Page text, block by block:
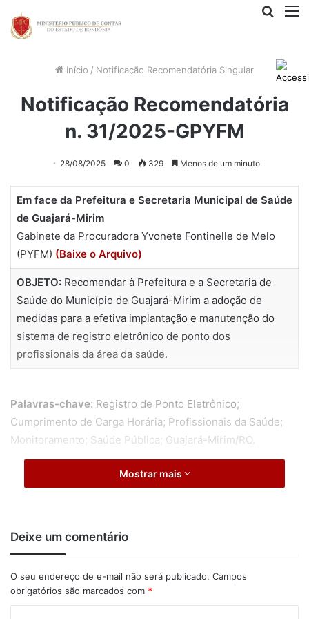
Início / Notificação Recomendatória Singular
Notificação Recomendatória
n. 31/2025-GPYFM
28/08/2025 0 329 Menos de um minuto
Em face da Prefeitura e Secretaria Municipal de Saúde
de Guajará-Mirim
Gabinete da Procuradora Yvonete Fontinelle de Melo
(PYFM) (Baixe o Arquivo)
OBJETO:Recomendar à Prefeitura e a Secretaria de
Saúde do Município de Guajará-Mirim a adoção de
medidas para a efetiva implantação e manutenção do
sistema de registro eletrônico de ponto dos
profissionais da área da saúde.
Palavras-chave: Registro de Ponto Eletrônico;
Cumprimento de Carga Horária; Profissionais da Saúde;
Monitoramento; Saúde Pública; Guajará-Mirim/RO.
Mostrar mais
Deixe um comentário
O seu endereço de e-mail não será publicado. Campos
obrigatórios são marcados com *